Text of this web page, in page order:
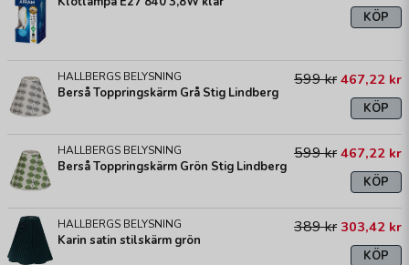
KÖP
HALLBERGS BELYSNING
Berså Toppringskärm Grå Stig Lindberg
599 kr 467,22 kr
KÖP
HALLBERGS BELYSNING
Berså Toppringskärm Grön Stig Lindberg
599 kr 467,22 kr
KÖP
HALLBERGS BELYSNING
Karin satin stilskärm grön
389 kr 303,42 kr
KÖP